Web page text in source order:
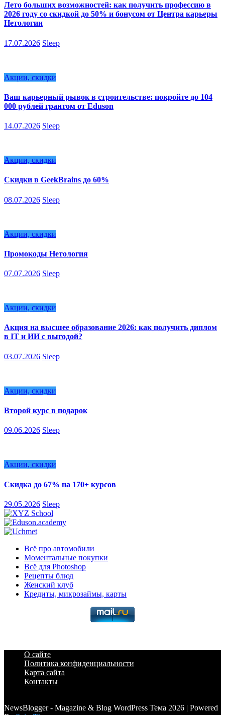
Лето больших возможностей: как получить профессию в
2026 году со скидкой до 50% и бонусом от Центра карьеры
Нетологии
17.07.2026 Sleep
Акции, скидки
Ваш карьерный рывок в строительстве: покройте до 104
000 рублей грантом от Eduson
14.07.2026 Sleep
Акции, скидки
Скидки в GeekBrains до 60%
08.07.2026 Sleep
Акции, скидки
Промокоды Нетология
07.07.2026 Sleep
Акции, скидки
Акция на высшее образование 2026: как получить диплом
в IT и ИИ с выгодой?
03.07.2026 Sleep
Акции, скидки
Второй курс в подарок
09.06.2026 Sleep
Акции, скидки
Скидка до 67% на 170+ курсов
29.05.2026 Sleep
Всё про автомобили
Моментальные покупки
Всё для Photoshop
Рецепты блюд
Женский клуб
Кредиты, микрозаймы, карты
О сайте
Политика конфиденциальности
Карта сайта
Контакты
NewsBlogger - Magazine & Blog WordPress Тема 2026 | Powered